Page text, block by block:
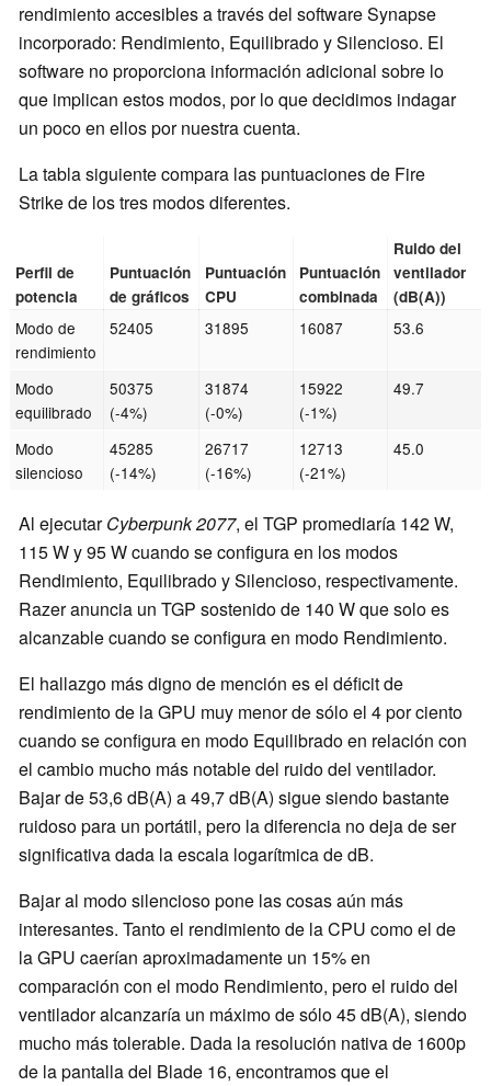
rendimiento accesibles a través del software Synapse
incorporado: Rendimiento, Equilibrado y Silencioso. El
software no proporciona información adicional sobre lo
que implican estos modos, por lo que decidimos indagar
un poco en ellos por nuestra cuenta.
La tabla siguiente compara las puntuaciones de Fire
Strike de los tres modos diferentes.
Perfil de
potencia
Puntuación
de gráficos
Puntuación
CPU
Puntuación
combinada
Ruido del
ventilador
(dB(A))
Modo de
rendimiento
52405 31895 16087 53.6
Modo
equilibrado
50375
(-4%)
31874
(-0%)
15922
(-1%)
49.7
Modo
silencioso
45285
(-14%)
26717
(-16%)
12713
(-21%)
45.0
Al ejecutarCyberpunk 2077, el TGP promediaría 142 W,
115 W y 95 W cuando se configura en los modos
Rendimiento, Equilibrado y Silencioso, respectivamente.
Razer anuncia un TGP sostenido de 140 W que solo es
alcanzable cuando se configura en modo Rendimiento.
El hallazgo más digno de mención es el déficit de
rendimiento de la GPU muy menor de sólo el 4 por ciento
cuando se configura en modo Equilibrado en relación con
el cambio mucho más notable del ruido del ventilador.
Bajar de 53,6 dB(A) a 49,7 dB(A) sigue siendo bastante
ruidoso para un portátil, pero la diferencia no deja de ser
significativa dada la escala logarítmica de dB.
Bajar al modo silencioso pone las cosas aún más
interesantes. Tanto el rendimiento de la CPU como el de
la GPU caerían aproximadamente un 15% en
comparación con el modo Rendimiento, pero el ruido del
ventilador alcanzaría un máximo de sólo 45 dB(A), siendo
mucho más tolerable. Dada la resolución nativa de 1600p
de la pantalla del Blade 16, encontramos que el